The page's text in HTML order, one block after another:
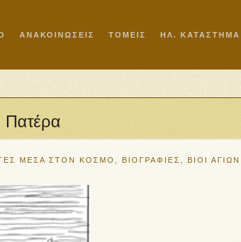
ΑΝΑΚΟΙΝΩΣΕΙΣ ΤΟΜΕΙΣ ΗΛ. ΚΑΤΑΣΤΗΜΑ
ΜΕΣΑ ΣΤΟΝ ΚΟΣΜΟ ΒΙΟΓΡΑΦΙΕΣ ΒΙΟΙ ΑΓΙΩΝ